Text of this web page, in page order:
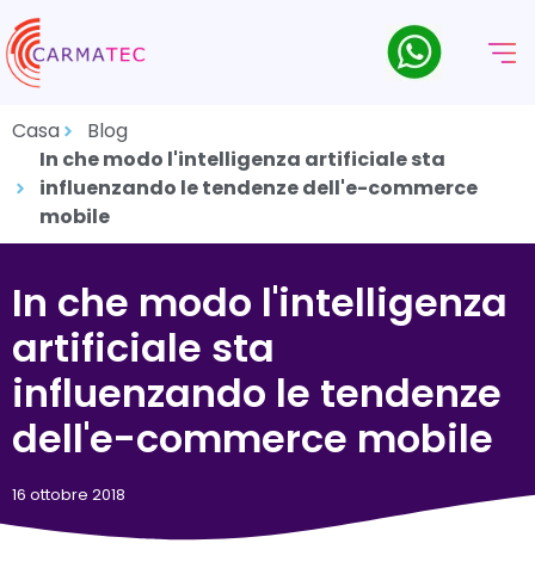
Casa
Blog
In che modo l'intelligenza artificiale sta
influenzando le tendenze dell'e-commerce
mobile
In che modo l'intelligenza
artificiale sta
influenzando le tendenze
dell'e-commerce mobile
16 ottobre 2018